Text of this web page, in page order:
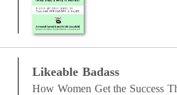
Likeable Badass
How Women Get the Success